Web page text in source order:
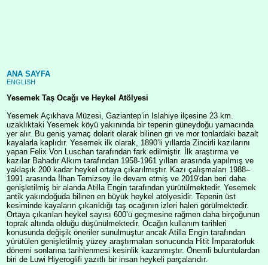
ANA SAYFA
ENGLISH
Yesemek Taş Ocağı ve Heykel Atölyesi
Yesemek Açıkhava Müzesi, Gaziantep’in Islahiye ilçesine 23 km.
uzaklıktaki Yesemek köyü yakınında bir tepenin güneydoğu yamacında
yer alır. Bu geniş yamaç dolarit olarak bilinen gri ve mor tonlardaki bazalt
kayalarla kaplıdır. Yesemek ilk olarak, 1890’li yıllarda Zincirli kazılarını
yapan Felix Von Luschan tarafından fark edilmiştir. İlk araştırma ve
kazılar Bahadır Alkım tarafından 1958-1961 yılları arasında yapılmış ve
yaklaşık 200 kadar heykel ortaya çıkarılmıştır. Kazı çalışmaları 1988–
1991 arasında İlhan Temizsoy ile devam etmiş ve 2019'dan beri daha
genişletilmiş bir alanda Atilla Engin tarafından yürütülmektedir. Yesemek
antik yakındoğuda bilinen en büyük heykel atölyesidir. Tepenin üst
kesiminde kayaların çıkarıldığı taş ocağının izleri halen görülmektedir.
Ortaya çıkarılan heykel sayısı 600’ü geçmesine rağmen daha birçoğunun
toprak altında olduğu düşünülmektedir. Ocağın kullanım tarihleri
konusunda değişik öneriler sunulmuştur ancak Atilla Engin tarafından
yürütülen genişletilmiş yüzey araştırmaları sonucunda Hitit İmparatorluk
dönemi sonlarına tarihlenmesi kesinlik kazanmıştır. Önemli buluntulardan
biri de Luwi Hiyeroglifi yazıtlı bir insan heykeli parçalarıdır.